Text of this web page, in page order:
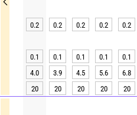
0.2 0.2 0.2 0.2 0.2
0.1 0.1 0.1 0.1 0.1
4.0
3.9 4.5 5.6 6.8
20
20 20 20 20